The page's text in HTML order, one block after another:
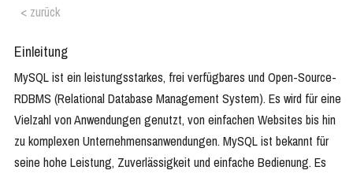
< zurück
Einleitung
MySQL ist ein leistungsstarkes, frei verfügbares und Open-Source-
RDBMS (Relational Database Management System). Es wird für eine
Vielzahl von Anwendungen genutzt, von einfachen Websites bis hin
zu komplexen Unternehmensanwendungen. MySQL ist bekannt für
seine hohe Leistung, Zuverlässigkeit und einfache Bedienung. Es